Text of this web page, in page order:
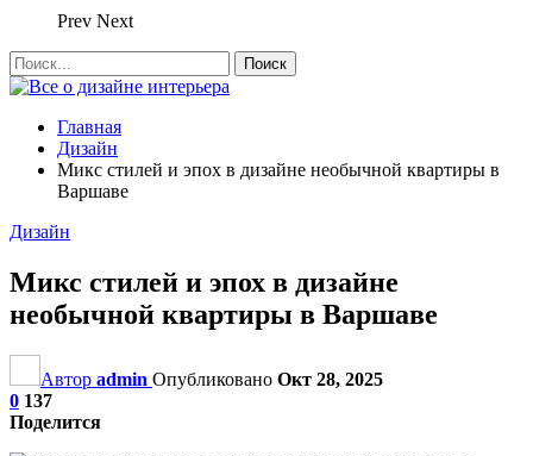
Prev Next
Главная
Дизайн
Микс стилей и эпох в дизайне необычной квартиры в
Варшаве
Дизайн
Микс стилей и эпох в дизайне
необычной квартиры в Варшаве
Автор admin Опубликовано Окт 28, 2025
0 137
Поделится